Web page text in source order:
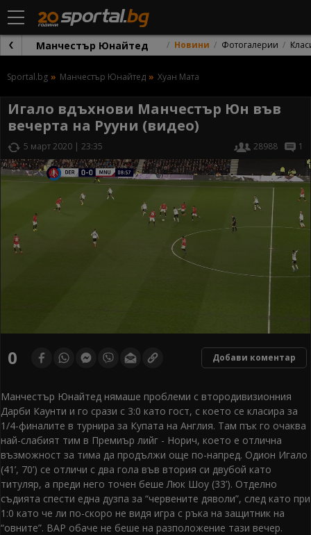
Манчестър Юнайтед Новини Фотогалерии
Sportal.bg Манчестър Юнайтед Хуан Мата
Игало вдъхнови Манчестър Юн във
вечерта на Рууни (видео)
5 март 2020 | 23:35 28988 1
of0 Добави коментар
Манчестър Юнайтед нямаше проблеми с втородивизионния
Дарби Каунти и го срази с 3:0 като гост, с което се класира за
1/4-финалите в турнира за Купата на Англия. Там пък го очаква
най-слабият тим в Премиър лийг - Норич, което е отлична
възможност за тима да продължи още по-напред. Одион Игало
(41’, 70’) се отличи с два гола във втория си двубой като
титуляр, а преди него точен беше Люк Шоу (33’). Отделно
съдията спести една дузпа за “червените дяволи”, след като при
1:0 като че ли по-скоро не видя игра с ръка на защитник на
“овните”. ВАР обаче не беше на разположение тази вечер.